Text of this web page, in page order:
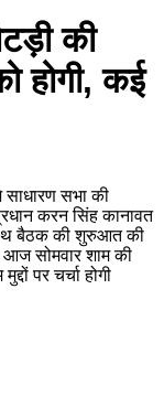
की
होगी, कई
सभा की
करन सिंह कानावत
बैठक की शुरुआत की
आज सोमवार शाम की
पर चर्चा होगी